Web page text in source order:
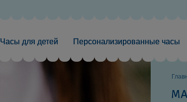
Часы для детей Персонализированные часы